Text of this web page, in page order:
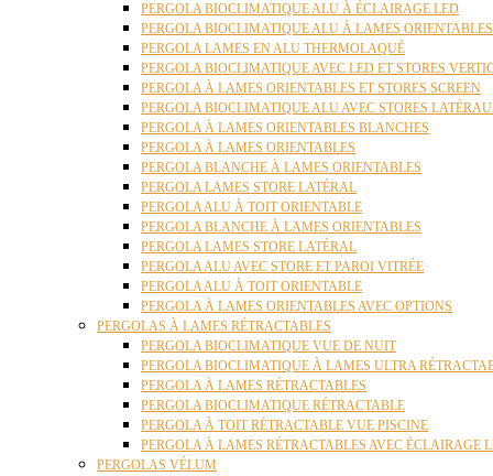
PERGOLA BIOCLIMATIQUE ALU À ÉCLAIRAGE LED
PERGOLA BIOCLIMATIQUE ALU À LAMES
PERGOLA LAMES EN ALU THERMOLAQUÉ
PERGOLA BIOCLIMATIQUE AVEC LED ET STORES
PERGOLA À LAMES ORIENTABLES ET STORES SCREEN
PERGOLA BIOCLIMATIQUE ALU AVEC STORES
PERGOLA À LAMES ORIENTABLES BLANCHES
PERGOLA À LAMES ORIENTABLES
PERGOLA BLANCHE À LAMES ORIENTABLES
PERGOLA LAMES STORE LATÉRAL
PERGOLA ALU À TOIT ORIENTABLE
PERGOLA BLANCHE À LAMES ORIENTABLES
PERGOLA LAMES STORE LATÉRAL
PERGOLA ALU AVEC STORE ET PAROI VITRÉE
PERGOLA ALU À TOIT ORIENTABLE
PERGOLA À LAMES ORIENTABLES AVEC OPTIONS
PERGOLAS À LAMES RÉTRACTABLES
PERGOLA BIOCLIMATIQUE VUE DE NUIT
PERGOLA BIOCLIMATIQUE À LAMES ULTRA
PERGOLA À LAMES RÉTRACTABLES
PERGOLA BIOCLIMATIQUE RÉTRACTABLE
PERGOLA À TOIT RÉTRACTABLE VUE PISCINE
PERGOLA À LAMES RÉTRACTABLES AVEC ÉCLAIRAGE
PERGOLAS VÉLUM